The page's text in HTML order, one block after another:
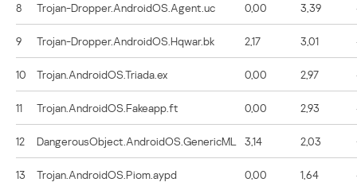
8 Trojan-Dropper.AndroidOS.Agent.uc 0,00 3,39
9 Trojan-Dropper.AndroidOS.Hqwar.bk 2,17 3,01
10 Trojan.AndroidOS.Triada.ex 0,00 2,97
11 Trojan.AndroidOS.Fakeapp.ft 0,00 2,93
12 DangerousObject.AndroidOS.GenericML 3,14 2,03
13 Trojan.AndroidOS.Piom.aypd 0,00 1,64